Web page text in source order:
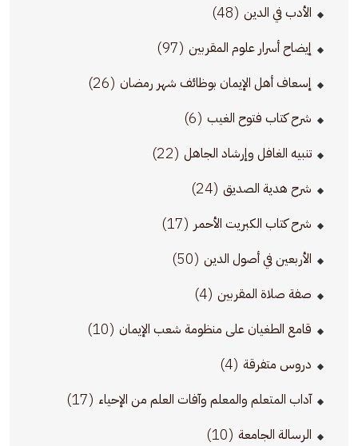
الأدب في الدين (48)
إيضاح أسرار علوم المقربين (97)
إسعاف أهل الإيمان بوظائف شهر رمضان (26)
شرح كتاب فتوح الغيب (6)
تنبيه الغافل وإرشاد الجاهل (22)
شرح هدية الصديق (24)
شرح كتاب الكبريت الأحمر (17)
الأربعين في أصول الدين (50)
صفة صلاة المقربين (4)
قامع الطغيان على منظومة شعب الإيمان (10)
دروس متفرقة (4)
آداب المتعلم والمعلم وآفات العلم من الإحياء (17)
الرسالة الجامعة (10)